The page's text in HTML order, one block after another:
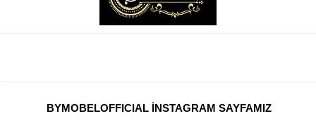
BYMOBELOFFICIAL İNSTAGRAM SAYFAMIZ